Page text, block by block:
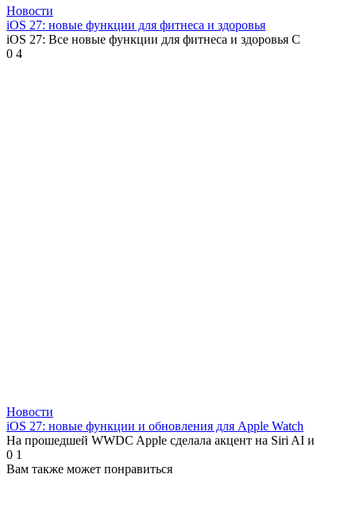
Новости
iOS 27: новые функции для фитнеса и здоровья
iOS 27: Все новые функции для фитнеса и здоровья С
0 4
Новости
iOS 27: новые функции и обновления для Apple Watch
На прошедшей WWDC Apple сделала акцент на Siri AI и
0 1
Вам также может понравиться